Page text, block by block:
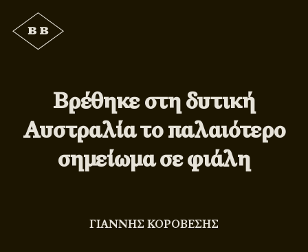
Βρέθηκε στη δυτική
Αυστραλία το παλαιότερο
σημείωμα σε φιάλη
ΓΙΑΝΝΗΣ ΚΟΡΟΒΕΣΗΣ